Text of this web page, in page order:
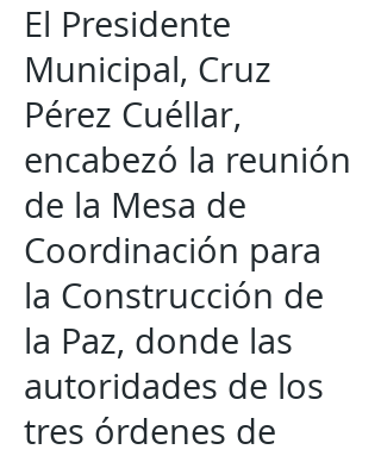
El Presidente
Municipal, Cruz
Pérez Cuéllar,
encabezó la reunión
de la Mesa de
Coordinación para
la Construcción de
la Paz, donde las
autoridades de los
tres órdenes de